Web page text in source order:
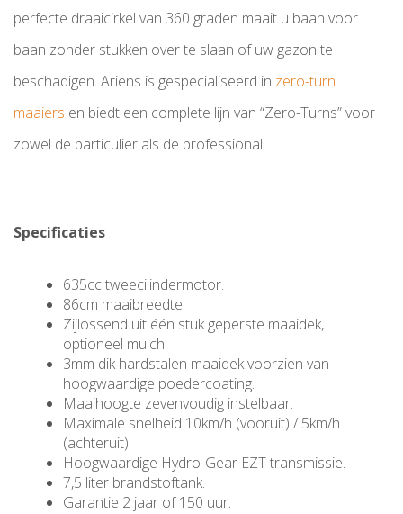
perfecte draaicirkel van 360 graden maait u baan voor
baan zonder stukken over te slaan of uw gazon te
beschadigen. Ariens is gespecialiseerd in zero-turn
maaiers en biedt een complete lijn van “Zero-Turns” voor
zowel de particulier als de professional.
Specificaties
635cc tweecilindermotor.
86cm maaibreedte.
Zijlossend uit één stuk geperste maaidek,
optioneel mulch.
3mm dik hardstalen maaidek voorzien van
hoogwaardige poedercoating.
Maaihoogte zevenvoudig instelbaar.
Maximale snelheid 10km/h (vooruit) / 5km/h
(achteruit).
Hoogwaardige Hydro-Gear EZT transmissie.
7,5 liter brandstoftank.
Garantie 2 jaar of 150 uur.